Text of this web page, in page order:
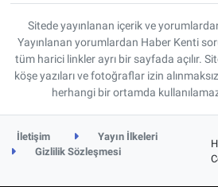
Sitede yayınlanan içerik ve
Yayınlanan yorumlardan Haber Kenti
tüm harici linkler ayrı bir sayfada açılır.
köşe yazıları ve fotoğraflar izin
herhangi bir ortamda
İletişim
Yayın İlkeleri
Gizlilik Sözleşmesi